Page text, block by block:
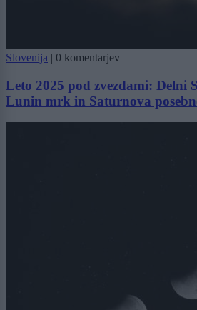
Slovenija | 0 komentarjev
Leto 2025 pod zvezdami: Delni
Lunin mrk in Saturnova